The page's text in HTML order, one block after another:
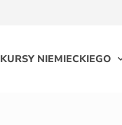
KURSY NIEMIECKIEGO